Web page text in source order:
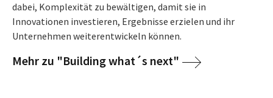
dabei, Komplexität zu bewältigen, damit sie in
Innovationen investieren, Ergebnisse erzielen und ihr
Unternehmen weiterentwickeln können.
Mehr zu "Building what´s next"